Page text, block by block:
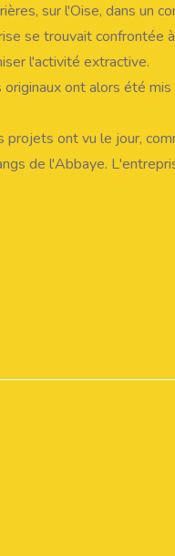
sur l'Oise, dans un
se trouvait confrontée
l'activité extractive.
ont alors été
ont vu le jour,
de l'Abbaye.
le transport